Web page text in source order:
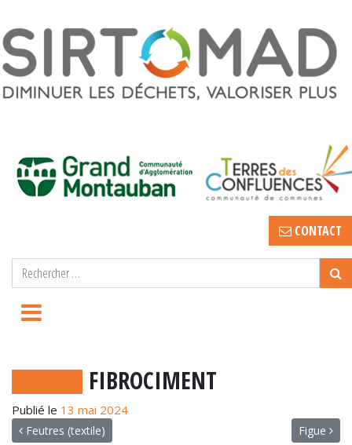
CONTACT
FIBROCIMENT
Publié le 13 mai 2024
NAVIGATION
Feutres (textile) Figue